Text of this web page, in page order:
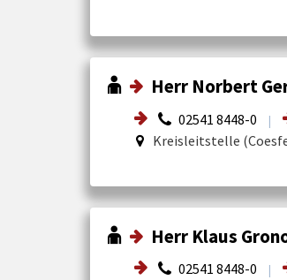
Herr Norbert
02541 8448-0 |
Kreisleitstelle
Herr Klaus
02541 8448-0 |